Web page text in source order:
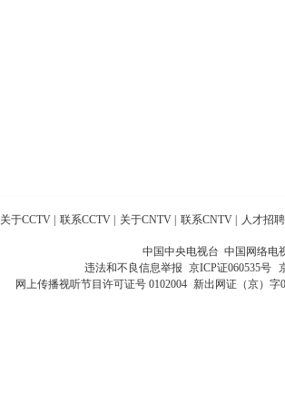
关于CCTV 联系CCTV 关于CNTV 联系CNTV 人才招聘
中国中央电视台 中国网络电
违法和不良信息举报 京ICP证060535号
网上传播视听节目许可证号 0102004 新出网证（京）